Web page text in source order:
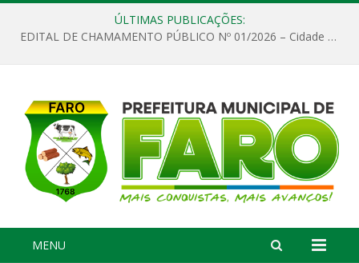
ÚLTIMAS PUBLICAÇÕES:
EDITAL DE CHAMAMENTO PÚBLICO Nº 01/2026 – Cidade de Faro
MENU